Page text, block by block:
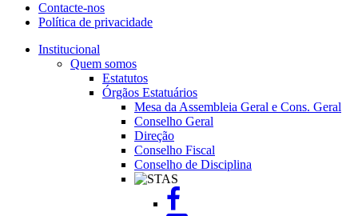
Menu
footer
Contacte-nos
Política de privacidade
Institucional
Quem somos
Estatutos
Órgãos Estatuários
Mesa da Assembleia Geral e Cons. Geral
Conselho Geral
Direção
Conselho Fiscal
Conselho de Disciplina
Image